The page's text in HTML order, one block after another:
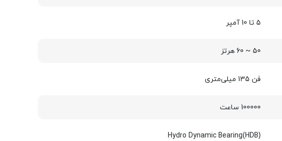
5 تا 10 آمپر
50 ~ 60 هرتز
فن 135 میلی‌متری
100000 ساعت
Hydro Dynamic Bearing(HDB)